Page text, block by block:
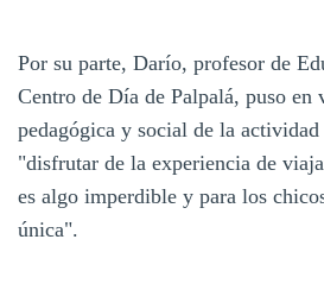
Por su parte, Darío, profesor de
Centro de Día de Palpalá, puso en
pedagógica y social de la actividad
"disfrutar de la experiencia de
es algo imperdible y para los
única".